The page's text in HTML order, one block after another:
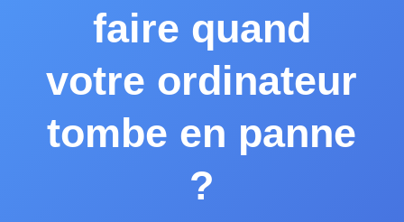
faire quand
votre ordinateur
tombe en panne
?